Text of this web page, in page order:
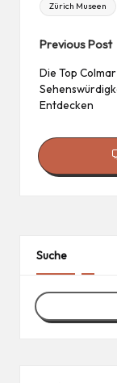
Zürich Museen
Post
Previous Post
Die Top Colmar
Entdecken
Suche